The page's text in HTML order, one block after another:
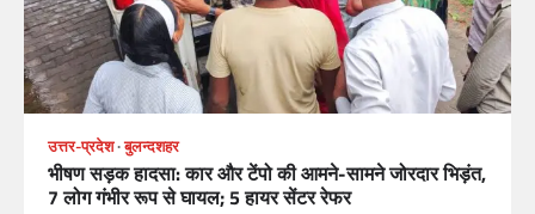
उत्तर-प्रदेश बुलन्दशहर
भीषण सड़क हादसा: कार और टेंपो की आमने-सामने जोरदार भिड़ंत,
7 लोग गंभीर रूप से घायल; 5 हायर सेंटर रेफर​